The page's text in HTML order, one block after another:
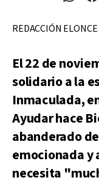
REDACCIÓN ELONCE
El 22 de
solidario a la
Inmaculada,
Ayudar hace
abanderado
emocionada y
necesita